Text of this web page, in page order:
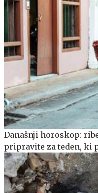
Današnji horoskop:
pripravite za teden, ki